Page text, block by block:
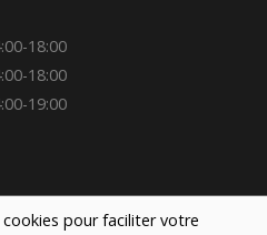
pour faciliter votre
18:00
18:00
19:00